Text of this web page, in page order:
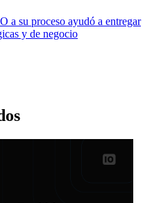
a su proceso ayudó a entregar
y de negocio